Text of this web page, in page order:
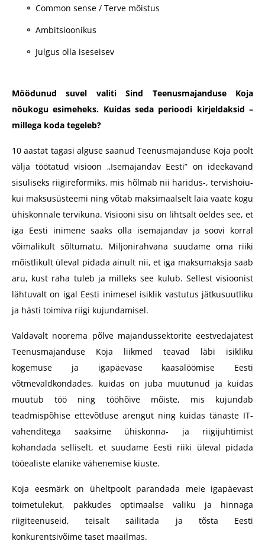
Common sense / Terve mõistus
Ambitsioonikus
Julgus olla iseseisev
Möödunud suvel valiti Sind Teenusmajanduse Koja
nõukogu esimeheks. Kuidas seda perioodi kirjeldaksid –
millega koda tegeleb?
10 aastat tagasi alguse saanud Teenusmajanduse Koja poolt
välja töötatud visioon „Isemajandav Eesti” on ideekavand
sisuliseks riigireformiks, mis hõlmab nii haridus-, tervishoiu-
kui maksusüsteemi ning võtab maksimaalselt laia vaate kogu
ühiskonnale tervikuna. Visiooni sisu on lihtsalt öeldes see, et
iga Eesti inimene saaks olla isemajandav ja soovi korral
võimalikult sõltumatu. Miljonirahvana suudame oma riiki
mõistlikult üleval pidada ainult nii, et iga maksumaksja saab
aru, kust raha tuleb ja milleks see kulub. Sellest visioonist
lähtuvalt on igal Eesti inimesel isiklik vastutus jätkusuutliku
ja hästi toimiva riigi kujundamisel.
Valdavalt noorema põlve majandussektorite eestvedajatest
Teenusmajanduse Koja liikmed teavad läbi isikliku
kogemuse ja igapäevase kaasalöömise Eesti
võtmevaldkondades, kuidas on juba muutunud ja kuidas
muutub töö ning tööhõive mõiste, mis kujundab
teadmispõhise ettevõtluse arengut ning kuidas tänaste IT-
vahenditega saaksime ühiskonna- ja riigijuhtimist
kohandada selliselt, et suudame Eesti riiki üleval pidada
tööealiste elanike vähenemise kiuste.
Koja eesmärk on üheltpoolt parandada meie igapäevast
toimetulekut, pakkudes optimaalse valiku ja hinnaga
riigiteenuseid, teisalt säilitada ja tõsta Eesti
konkurentsivõime taset maailmas.